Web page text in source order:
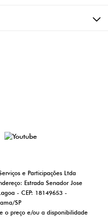
e Participações Ltda
Estrada Senador Jose
- CEP: 18149653 -
SP
o preço e/ou a disponibilidade